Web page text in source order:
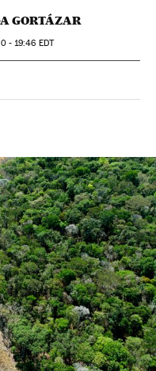
GORTÁZAR
- 19:46 EDT